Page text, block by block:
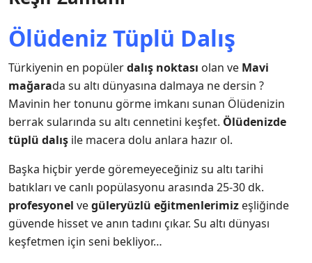
Ölüdeniz Tüplü Dalış
Türkiyenin en popülerdalış noktası olan ve Mavi
mağarada su altı dünyasına dalmaya ne dersin ?
Mavinin her tonunu görme imkanı sunan Ölüdenizin
berrak sularında su altı cennetini keşfet. Ölüdenizde
tüplü dalış ile macera dolu anlara hazır ol.
Başka hiçbir yerde göremeyeceğiniz su altı tarihi
batıkları ve canlı popülasyonu arasında 25-30 dk.
profesyonel vegüleryüzlü eğitmenlerimiz eşliğinde
güvende hisset ve anın tadını çıkar. Su altı dünyası
keşfetmen için seni bekliyor…